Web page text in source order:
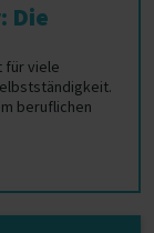
Die
für viele
beruflichen